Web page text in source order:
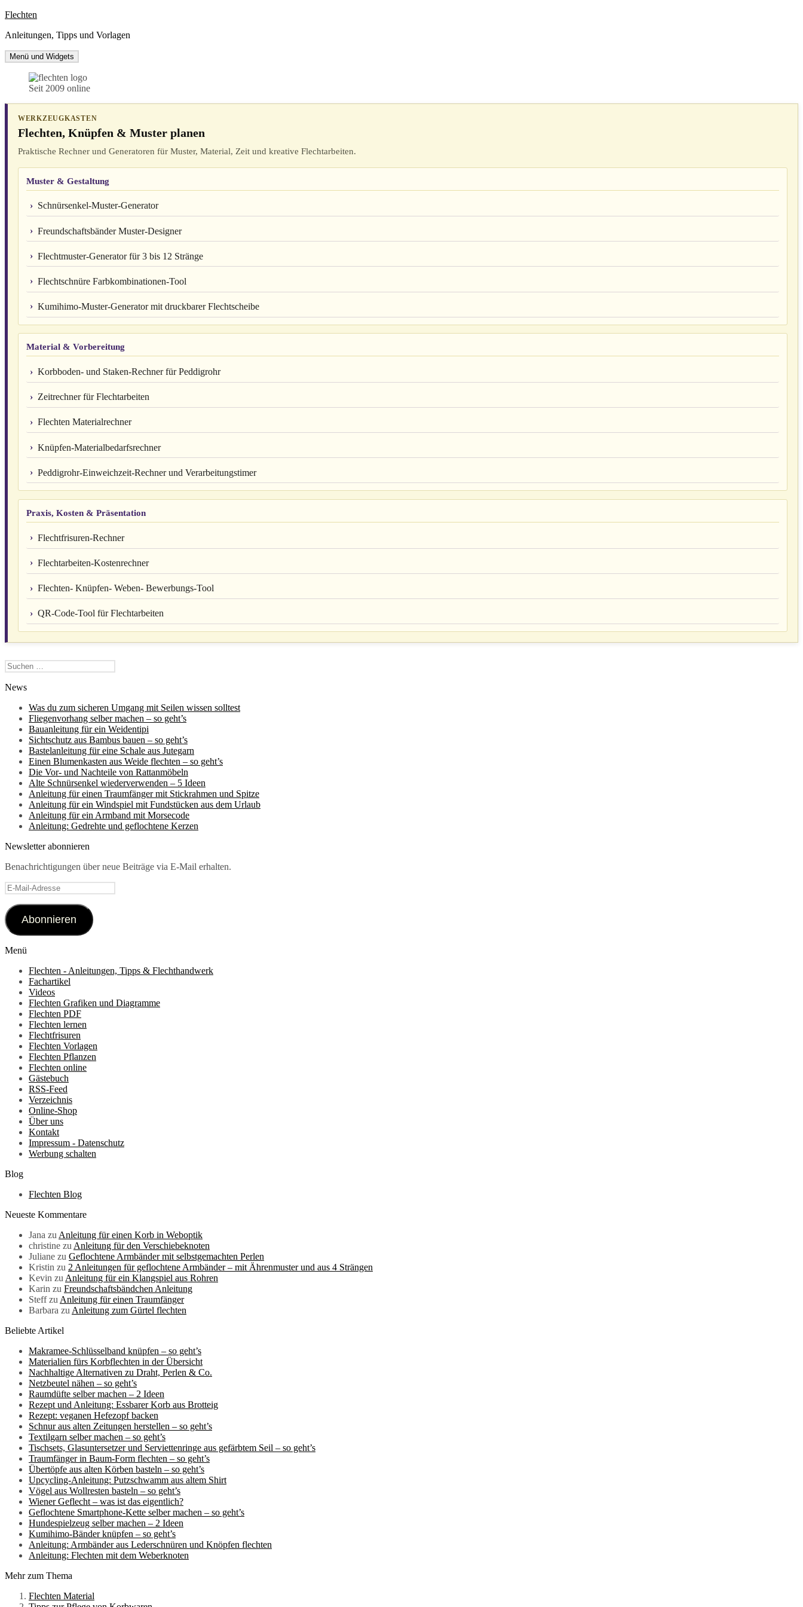
Zum
springen
Flechten
Anleitungen, Tipps und Vorlagen
Menü und Widgets
Seit 2009 online
WERKZEUGKASTEN
Flechten, Knüpfen & Muster planen
Praktische Rechner und Generatoren für Muster, Material, Zeit und kreative Flechtarbeiten.
Muster & Gestaltung
Schnürsenkel-Muster-Generator
Freundschaftsbänder Muster-Designer
Flechtmuster-Generator für 3 bis 12 Stränge
Flechtschnüre Farbkombinationen-Tool
Kumihimo-Muster-Generator mit druckbarer Flechtscheibe
Material & Vorbereitung
Korbboden- und Staken-Rechner für Peddigrohr
Zeitrechner für Flechtarbeiten
Flechten Materialrechner
Knüpfen-Materialbedarfsrechner
Peddigrohr-Einweichzeit-Rechner und Verarbeitungstimer
Praxis, Kosten & Präsentation
Flechtfrisuren-Rechner
Flechtarbeiten-Kostenrechner
Flechten- Knüpfen- Weben- Bewerbungs-Tool
QR-Code-Tool für Flechtarbeiten
Suchen
nach:
News
Was du zum sicheren Umgang mit Seilen wissen solltest
Fliegenvorhang selber machen – so geht’s
Bauanleitung für ein Weidentipi
Sichtschutz aus Bambus bauen – so geht’s
Bastelanleitung für eine Schale aus Jutegarn
Einen Blumenkasten aus Weide flechten – so geht’s
Die Vor- und Nachteile von Rattanmöbeln
Alte Schnürsenkel wiederverwenden – 5 Ideen
Anleitung für einen Traumfänger mit Stickrahmen und Spitze
Anleitung für ein Windspiel mit Fundstücken aus dem Urlaub
Anleitung für ein Armband mit Morsecode
Anleitung: Gedrehte und geflochtene Kerzen
Newsletter abonnieren
Benachrichtigungen über neue Beiträge via E-Mail erhalten.
E-
Mail-
Adresse
Abonnieren
Menü
Flechten - Anleitungen, Tipps & Flechthandwerk
Fachartikel
Videos
Flechten Grafiken und Diagramme
Flechten PDF
Flechten lernen
Flechtfrisuren
Flechten Vorlagen
Flechten Pflanzen
Flechten online
Gästebuch
RSS-Feed
Verzeichnis
Online-Shop
Über uns
Kontakt
Impressum - Datenschutz
Werbung schalten
Blog
Flechten Blog
Neueste Kommentare
Jana zu Anleitung für einen Korb in Weboptik
christine zu Anleitung für den Verschiebeknoten
Juliane zu Geflochtene Armbänder mit selbstgemachten Perlen
Kristin zu 2 Anleitungen für geflochtene Armbänder – mit Ährenmuster und aus 4 Strängen
Kevin zu Anleitung für ein Klangspiel aus Rohren
Karin zu Freundschaftsbändchen Anleitung
Steffzu Anleitung für einen Traumfänger
Barbara zu Anleitung zum Gürtel flechten
Beliebte Artikel
Makramee-Schlüsselband knüpfen – so geht’s
Materialien fürs Korbflechten in der Übersicht
Nachhaltige Alternativen zu Draht, Perlen & Co.
Netzbeutel nähen – so geht’s
Raumdüfte selber machen – 2 Ideen
Rezept und Anleitung: Essbarer Korb aus Brotteig
Rezept: veganen Hefezopf backen
Schnur aus alten Zeitungen herstellen – so geht’s
Textilgarn selber machen – so geht’s
Tischsets, Glasuntersetzer und Serviettenringe aus gefärbtem Seil – so geht’s
Traumfänger in Baum-Form flechten – so geht’s
Übertöpfe aus alten Körben basteln – so geht’s
Upcycling-Anleitung: Putzschwamm aus altem Shirt
Vögel aus Wollresten basteln – so geht’s
Wiener Geflecht – was ist das eigentlich?
Geflochtene Smartphone-Kette selber machen – so geht’s
Hundespielzeug selber machen – 2 Ideen
Kumihimo-Bänder knüpfen – so geht’s
Anleitung: Armbänder aus Lederschnüren und Knöpfen flechten
Anleitung: Flechten mit dem Weberknoten
Mehr zum Thema
Flechten Material